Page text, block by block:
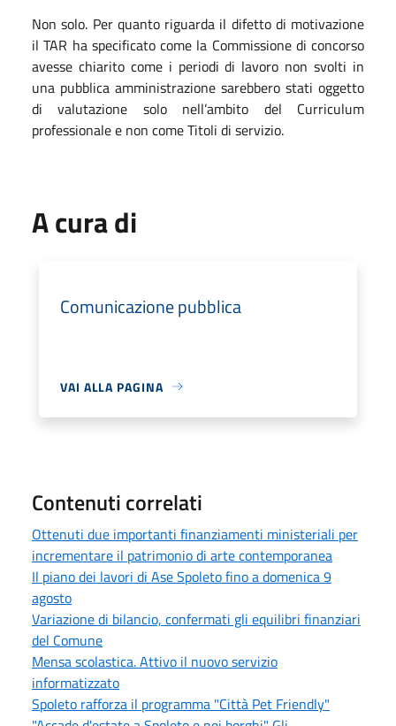
Non solo. Per quanto riguarda il difetto di motivazione
il TAR ha specificato come la Commissione di concorso
avesse chiarito come i periodi di lavoro non svolti in
una pubblica amministrazione sarebbero stati oggetto
di valutazione solo nell’ambito del Curriculum
professionale e non come Titoli di servizio.
A cura di
Comunicazione pubblica
VAI ALLA PAGINA
Contenuti correlati
Ottenuti due importanti finanziamenti ministeriali per
incrementare il patrimonio di arte contemporanea
Il piano dei lavori di Ase Spoleto fino a domenica 9
agosto
Variazione di bilancio, confermati gli equilibri finanziari
del Comune
Mensa scolastica. Attivo il nuovo servizio
informatizzato
Spoleto rafforza il programma "Città Pet Friendly"